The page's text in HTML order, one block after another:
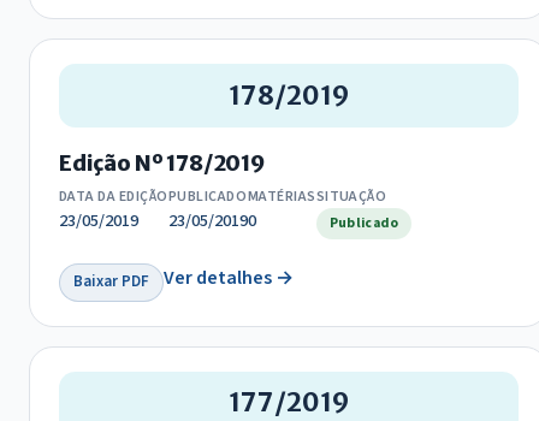
178/2019
Edição Nº 178/2019
DATA DA EDIÇÃO
23/05/2019
PUBLICADO
23/05/2019
MATÉRIAS
0
SITUAÇÃO
Publicado
Baixar PDF Ver detalhes →
177/2019